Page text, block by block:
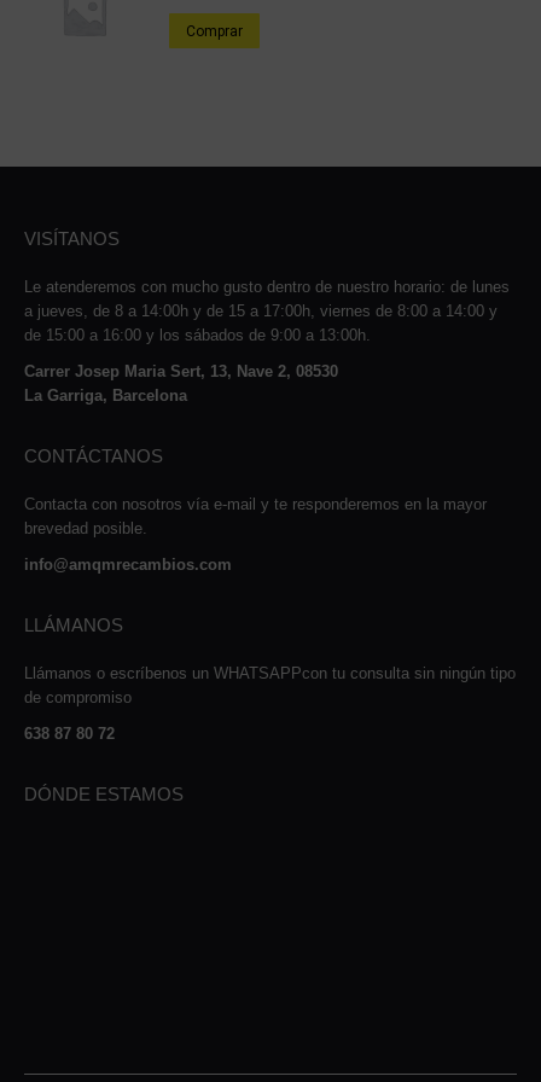
Comprar
VISÍTANOS
Le atenderemos con mucho gusto dentro de nuestro horario: de lunes
a jueves, de 8 a 14:00h y de 15 a 17:00h, viernes de 8:00 a 14:00 y
de 15:00 a 16:00 y los sábados de 9:00 a 13:00h.
Carrer Josep Maria Sert, 13, Nave 2, 08530
La Garriga, Barcelona
CONTÁCTANOS
Contacta con nosotros vía e-mail y te responderemos en la mayor
brevedad posible.
info@amqmrecambios.com
LLÁMANOS
Llámanos o escríbenos un WHATSAPPcon tu consulta sin ningún tipo
de compromiso
638 87 80 72
DÓNDE ESTAMOS